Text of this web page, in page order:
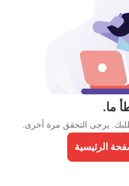
ما.
يرجى التحقق مرة أخرى.
الرئيسية